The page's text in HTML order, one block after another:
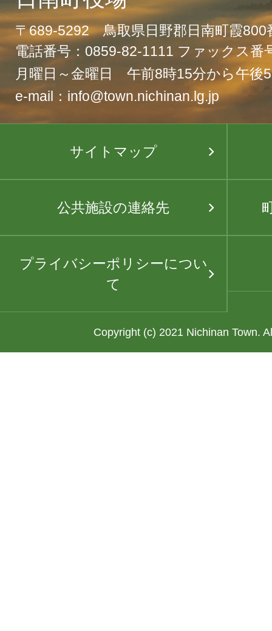
〒689-5292 鳥取県日野郡日南町霞800
電話番号：0859-82-1111 ファックス番
月曜日～金曜日 午前8時15分から午後
e-mail：info@town.nichinan.lg.jp
サイトマップ
公共施設の連絡先
プライバシーポリシーについ
て
Copyright (c) 2021 Nichinan Town.